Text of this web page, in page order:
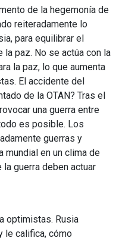
de la hegemonía de
reiteradamente lo
para equilibrar el
paz. No se actúa con la
la paz, lo que aumenta
El accidente del
de la OTAN? Tras el
una guerra entre
es posible. Los
guerras y
mundial en un clima de
guerra deben actuar
optimistas. Rusia
le califica, cómo